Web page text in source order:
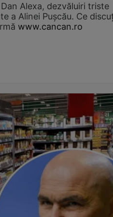
Alexa, dezvăluiri triste
a Alinei Pușcău. Ce
www.cancan.ro